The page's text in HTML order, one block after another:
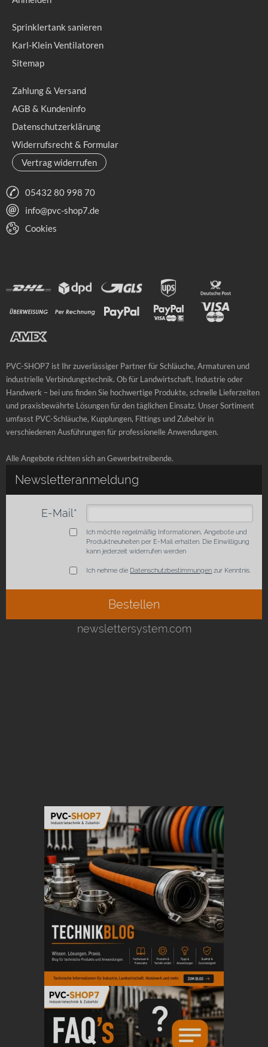
Sprinklertank sanieren
Karl-Klein Ventilatoren
Sitemap
Zahlung & Versand
AGB & Kundeninfo
Datenschutzerklärung
Widerrufsrecht & Formular
Vertrag widerrufen
05432 80 998 70
info@pvc-shop7.de
Cookies
PVC-SHOP7 ist Ihr zuverlässiger Partner für Schläuche, Armaturen und
industrielle Verbindungstechnik. Ob für Landwirtschaft, Industrie oder
Handwerk – bei uns finden Sie hochwertige Produkte, schnelle Lieferzeiten
und praxisbewährte Lösungen für den täglichen Einsatz. Unser Sortiment
umfasst PVC-Schläuche, Kupplungen, Fittings und Zubehör in
verschiedenen Ausführungen für professionelle Anwendungen.
Alle Angebote richten sich an Gewerbetreibende.